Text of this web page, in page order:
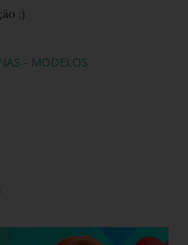
;)
- MODELOS